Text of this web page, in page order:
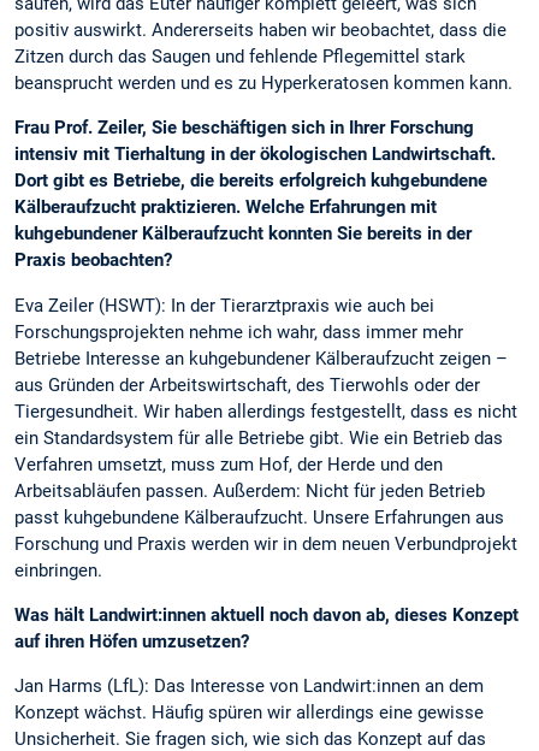
positiv auswirkt. Andererseits haben wir beobachtet, dass die
Zitzen durch das Saugen und fehlende Pflegemittel stark
beansprucht werden und es zu Hyperkeratosen kommen kann.
Frau Prof. Zeiler, Sie beschäftigen sich in Ihrer Forschung
intensiv mit Tierhaltung in der ökologischen Landwirtschaft.
Dort gibt es Betriebe, die bereits erfolgreich kuhgebundene
Kälberaufzucht praktizieren. Welche Erfahrungen mit
kuhgebundener Kälberaufzucht konnten Sie bereits in der
Praxis beobachten?
Eva Zeiler (HSWT): In der Tierarztpraxis wie auch bei
Forschungsprojekten nehme ich wahr, dass immer mehr
Betriebe Interesse an kuhgebundener Kälberaufzucht zeigen –
aus Gründen der Arbeitswirtschaft, des Tierwohls oder der
Tiergesundheit. Wir haben allerdings festgestellt, dass es nicht
ein Standardsystem für alle Betriebe gibt. Wie ein Betrieb das
Verfahren umsetzt, muss zum Hof, der Herde und den
Arbeitsabläufen passen. Außerdem: Nicht für jeden Betrieb
passt kuhgebundene Kälberaufzucht. Unsere Erfahrungen aus
Forschung und Praxis werden wir in dem neuen Verbundprojekt
einbringen.
Was hält Landwirt:innen aktuell noch davon ab, dieses Konzept
auf ihren Höfen umzusetzen?
Jan Harms (LfL): Das Interesse von Landwirt:innen an dem
Konzept wächst. Häufig spüren wir allerdings eine gewisse
Unsicherheit. Sie fragen sich, wie sich das Konzept auf das